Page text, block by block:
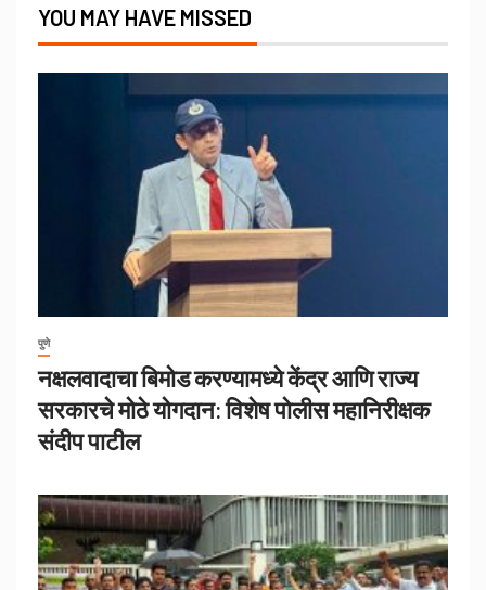
YOU MAY HAVE MISSED
पुणे
नक्षलवादाचा बिमोड करण्यामध्ये केंद्र आणि राज्य
सरकारचे मोठे योगदान: विशेष पोलीस महानिरीक्षक
संदीप पाटील